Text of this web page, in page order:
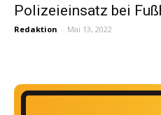
Polizeieinsatz bei
Redaktion - Mai 13, 2022